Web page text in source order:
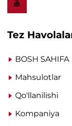
Tez
BOSH SAHIFA
Mahsulotlar
Qo'llanilishi
Kompaniya